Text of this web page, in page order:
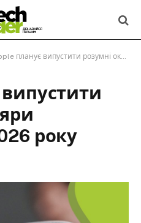
планує випустити розумні окуляри наприкінці 2026 року
року